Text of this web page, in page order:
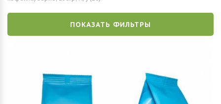
ПОКАЗАТЬ ФИЛЬТРЫ